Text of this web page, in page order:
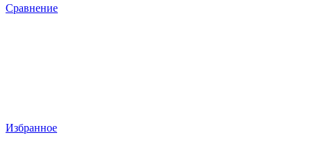
Сравнение
Избранное